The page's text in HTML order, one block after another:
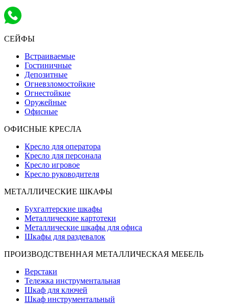
СЕЙФЫ
Встраиваемые
Гостиничные
Депозитные
Огневзломостойкие
Огнестойкие
Оружейные
Офисные
ОФИСНЫЕ КРЕСЛА
Кресло для оператора
Кресло для персонала
Кресло игровое
Кресло руководителя
МЕТАЛЛИЧЕСКИЕ ШКАФЫ
Бухгалтерские шкафы
Металлические картотеки
Металлические шкафы для офиса
Шкафы для раздевалок
ПРОИЗВОДСТВЕННАЯ МЕТАЛЛИЧЕСКАЯ МЕБЕЛЬ
Верстаки
Тележка инструментальная
Шкаф для ключей
Шкаф инструментальный